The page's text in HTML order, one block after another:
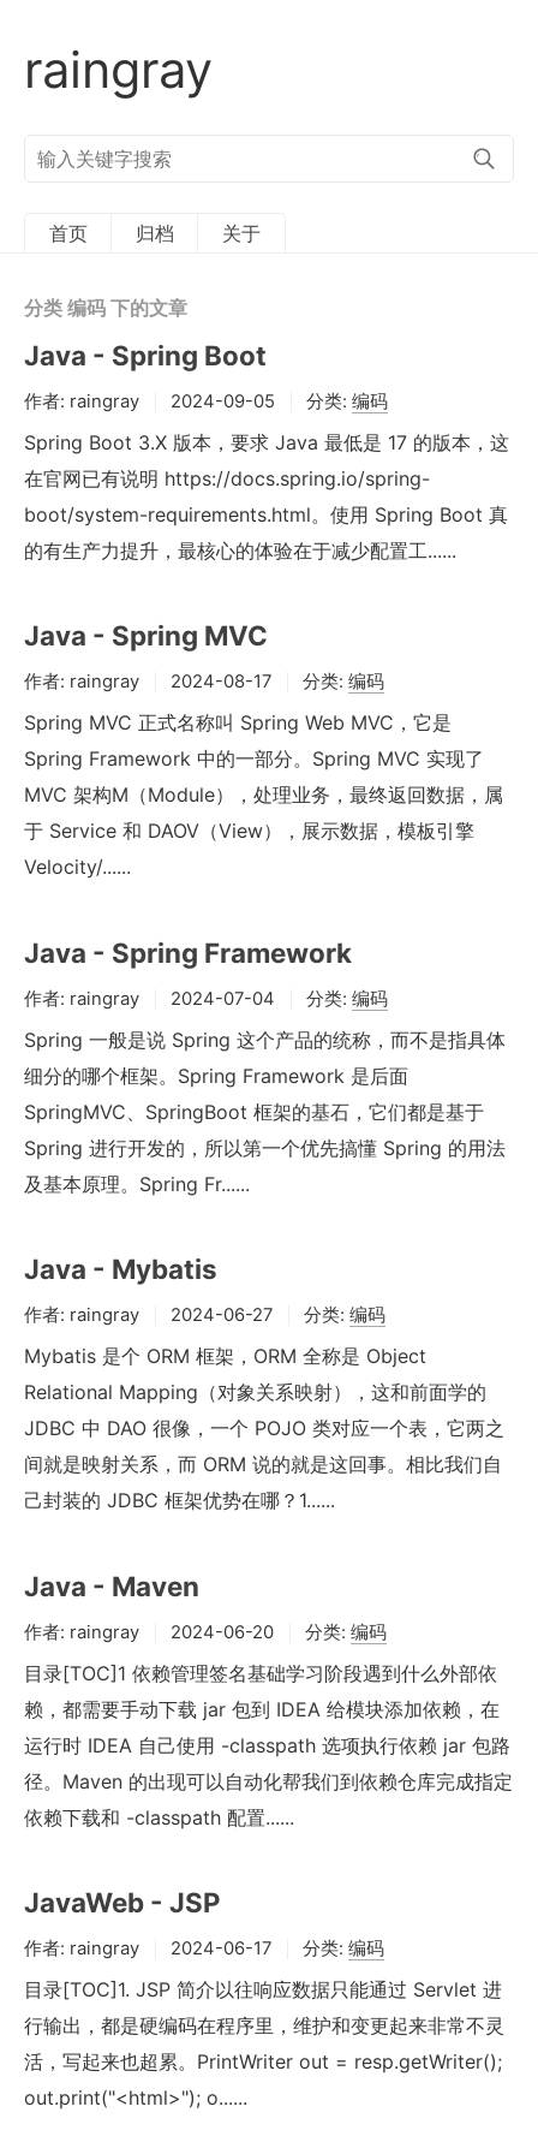
raingray
搜
索
首页 归档 关于
分类 编码 下的文章
Java - Spring Boot
作者: raingray 2024-09-05 分类: 编码
Spring Boot 3.X 版本，要求 Java 最低是 17 的版本，这
在官网已有说明 https://docs.spring.io/spring-
boot/system-requirements.html。使用 Spring Boot 真
的有生产力提升，最核心的体验在于减少配置工......
Java - Spring MVC
作者: raingray 2024-08-17 分类: 编码
Spring MVC 正式名称叫 Spring Web MVC，它是
Spring Framework 中的一部分。Spring MVC 实现了
MVC 架构M（Module），处理业务，最终返回数据，属
于 Service 和 DAOV（View），展示数据，模板引擎
Velocity/......
Java - Spring Framework
作者: raingray 2024-07-04 分类: 编码
Spring 一般是说 Spring 这个产品的统称，而不是指具体
细分的哪个框架。Spring Framework 是后面
SpringMVC、SpringBoot 框架的基石，它们都是基于
Spring 进行开发的，所以第一个优先搞懂 Spring 的用法
及基本原理。Spring Fr......
Java - Mybatis
作者: raingray 2024-06-27 分类: 编码
Mybatis 是个 ORM 框架，ORM 全称是 Object
Relational Mapping（对象关系映射），这和前面学的
JDBC 中 DAO 很像，一个 POJO 类对应一个表，它两之
间就是映射关系，而 ORM 说的就是这回事。相比我们自
己封装的 JDBC 框架优势在哪？1......
Java - Maven
作者: raingray 2024-06-20 分类: 编码
目录[TOC]1 依赖管理签名基础学习阶段遇到什么外部依
赖，都需要手动下载 jar 包到 IDEA 给模块添加依赖，在
运行时 IDEA 自己使用 -classpath 选项执行依赖 jar 包路
径。Maven 的出现可以自动化帮我们到依赖仓库完成指定
依赖下载和 -classpath 配置......
JavaWeb - JSP
作者: raingray 2024-06-17 分类: 编码
目录[TOC]1. JSP 简介以往响应数据只能通过 Servlet 进
行输出，都是硬编码在程序里，维护和变更起来非常不灵
活，写起来也超累。PrintWriter out = resp.getWriter();
out.print("<html>"); o......